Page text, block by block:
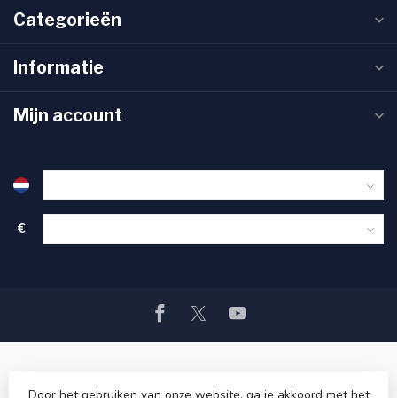
Categorieën
Informatie
Mijn account
€